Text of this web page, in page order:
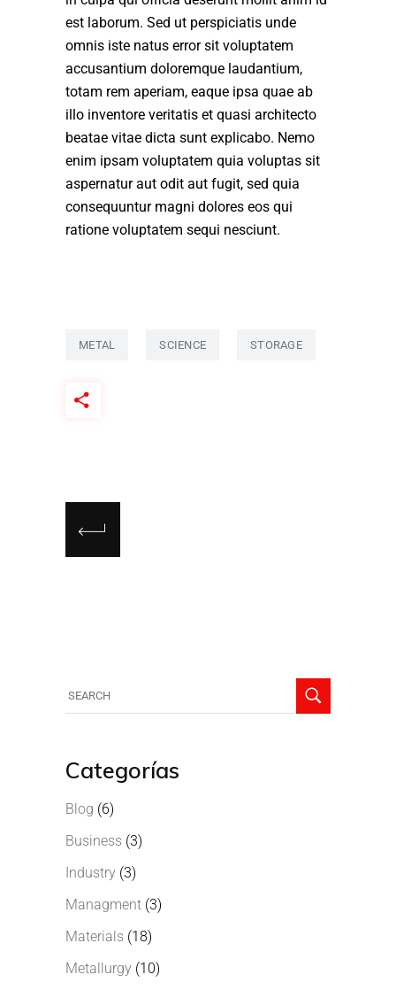
est laborum. Sed ut perspiciatis unde
omnis iste natus error sit voluptatem
accusantium doloremque laudantium,
totam rem aperiam, eaque ipsa quae ab
illo inventore veritatis et quasi architecto
beatae vitae dicta sunt explicabo. Nemo
enim ipsam voluptatem quia voluptas sit
aspernatur aut odit aut fugit, sed quia
consequuntur magni dolores eos qui
ratione voluptatem sequi nesciunt.
METAL SCIENCE STORAGE
Categorías
Blog (6)
Business (3)
Industry (3)
Managment (3)
Materials (18)
Metallurgy (10)